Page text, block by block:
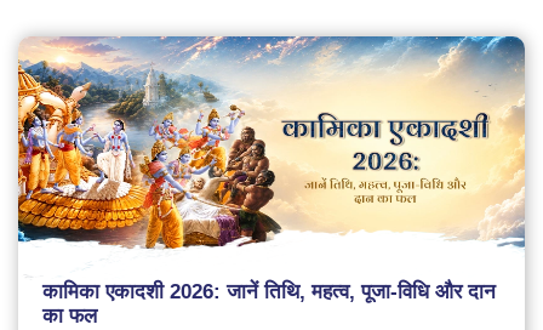
कामिका एकादशी 2026: जानें तिथि, महत्व, पूजा-विधि और दान
का फल